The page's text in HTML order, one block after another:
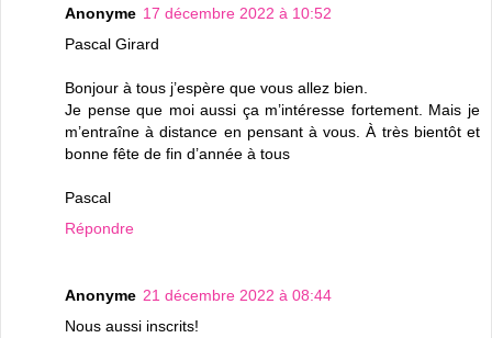
Anonyme 17 décembre 2022 à 10:52
Pascal Girard
Bonjour à tous j’espère que vous allez bien.
Je pense que moi aussi ça m’intéresse fortement. Mais je
m’entraîne à distance en pensant à vous. À très bientôt et
bonne fête de fin d’année à tous
Pascal
Répondre
Anonyme 21 décembre 2022 à 08:44
Nous aussi inscrits!